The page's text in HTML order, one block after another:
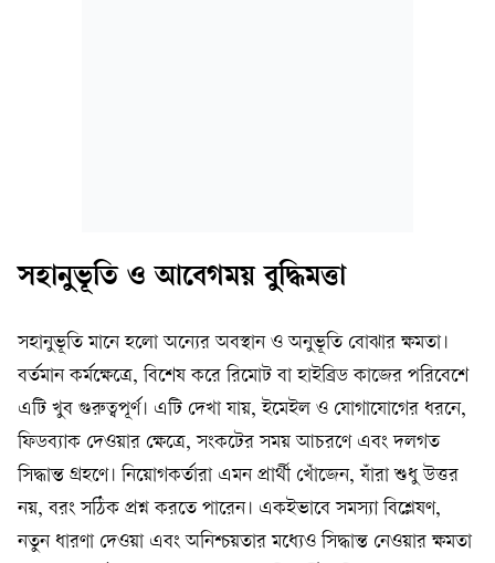
সহানুভূতি ও আবেগময় বুদ্ধিমত্তা
সহানুভূতি মানে হলো অন্যের অবস্থান ও অনুভূতি বোঝার ক্ষমতা।
বর্তমান কর্মক্ষেত্রে, বিশেষ করে রিমোট বা হাইব্রিড কাজের পরিবেশে
এটি খুব গুরুত্বপূর্ণ। এটি দেখা যায়, ইমেইল ও যোগাযোগের ধরনে,
ফিডব্যাক দেওয়ার ক্ষেত্রে, সংকটের সময় আচরণে এবং দলগত
সিদ্ধান্ত গ্রহণে। নিয়োগকর্তারা এমন প্রার্থী খোঁজেন, যাঁরা শুধু উত্তর
নয়, বরং সঠিক প্রশ্ন করতে পারেন। একইভাবে সমস্যা বিশ্লেষণ,
নতুন ধারণা দেওয়া এবং অনিশ্চয়তার মধ্যেও সিদ্ধান্ত নেওয়ার ক্ষমতা